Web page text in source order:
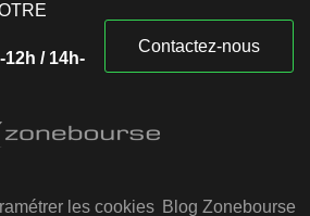
/ 14h-
Contactez-nous
les cookies Blog Zonebourse